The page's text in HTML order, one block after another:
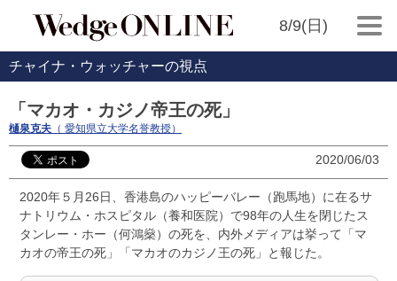
8/9(日)
チャイナ・ウォッチャーの視点
「マカオ・カジノ帝王の死」
樋泉克夫 （ 愛知県立大学名誉教授）
2020/06/03
2020年５月26日、香港島のハッピーバレー（跑馬地）に在るサ
ナトリウム・ホスピタル（養和医院）で98年の人生を閉じたス
タンレー・ホー（何鴻燊）の死を、内外メディアは挙って「マ
カオの帝王の死」「マカオのカジノ王の死」と報じた。